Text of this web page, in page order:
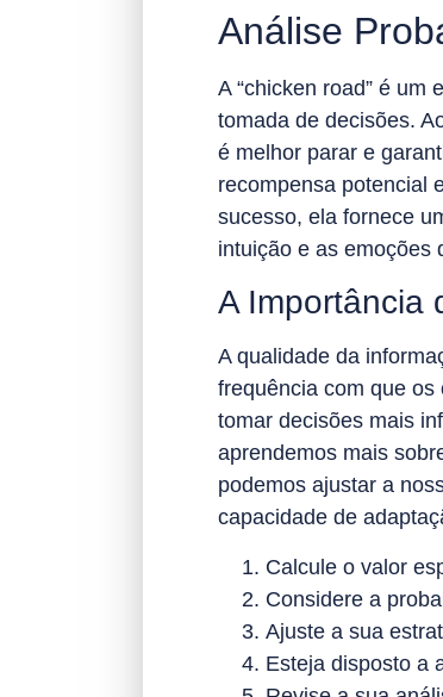
Análise
A “chicken road” é
tomada de decisões.
é melhor parar e
recompensa potencial
sucesso, ela fornece
intuição e as emoções
A Importância
A qualidade da
frequência com que
tomar decisões mais
aprendemos mais
podemos ajustar a
capacidade de
Calcule o valor
Considere a
Ajuste a sua
Esteja disposto a